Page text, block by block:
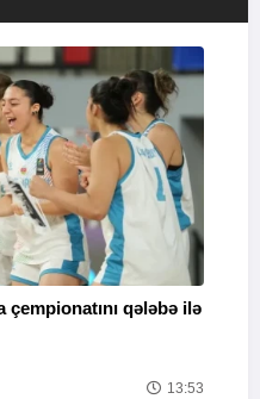
çempionatını qələbə ilə
13:53